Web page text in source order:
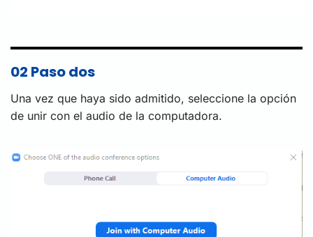
02 Paso dos
Una vez que haya sido admitido, seleccione la opción
de unir con el audio de la computadora.